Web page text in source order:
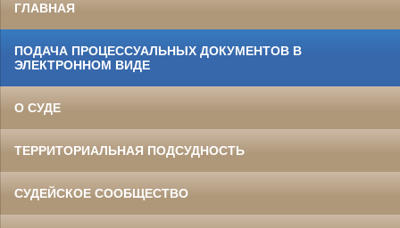
ГЛАВНАЯ
ПОДАЧА ПРОЦЕССУАЛЬНЫХ ДОКУМЕНТОВ В
ЭЛЕКТРОННОМ ВИДЕ
О СУДЕ
ТЕРРИТОРИАЛЬНАЯ ПОДСУДНОСТЬ
СУДЕЙСКОЕ СООБЩЕСТВО